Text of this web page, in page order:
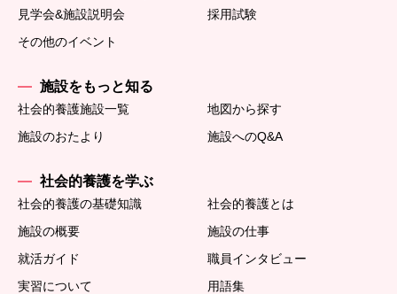
見学会&施設説明会
採用試験
その他のイベント
施設をもっと知る
社会的養護施設一覧
地図から探す
施設のおたより
施設へのQ&A
社会的養護を学ぶ
社会的養護の基礎知識
社会的養護とは
施設の概要
施設の仕事
就活ガイド
職員インタビュー
実習について
用語集